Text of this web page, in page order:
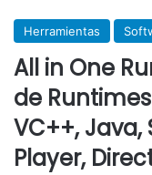
Herramientas
All in One
de
VC++, Java,
Player,